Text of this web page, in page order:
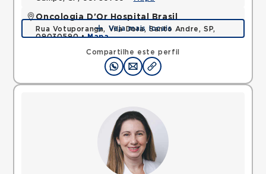
Compartilhe este perfil
Oncologia D'Or Hospital Brasil
Rua Votuporanga, Vila Dora, Santo Andre, SP,
09030590 •Mapa
Veja mais locais